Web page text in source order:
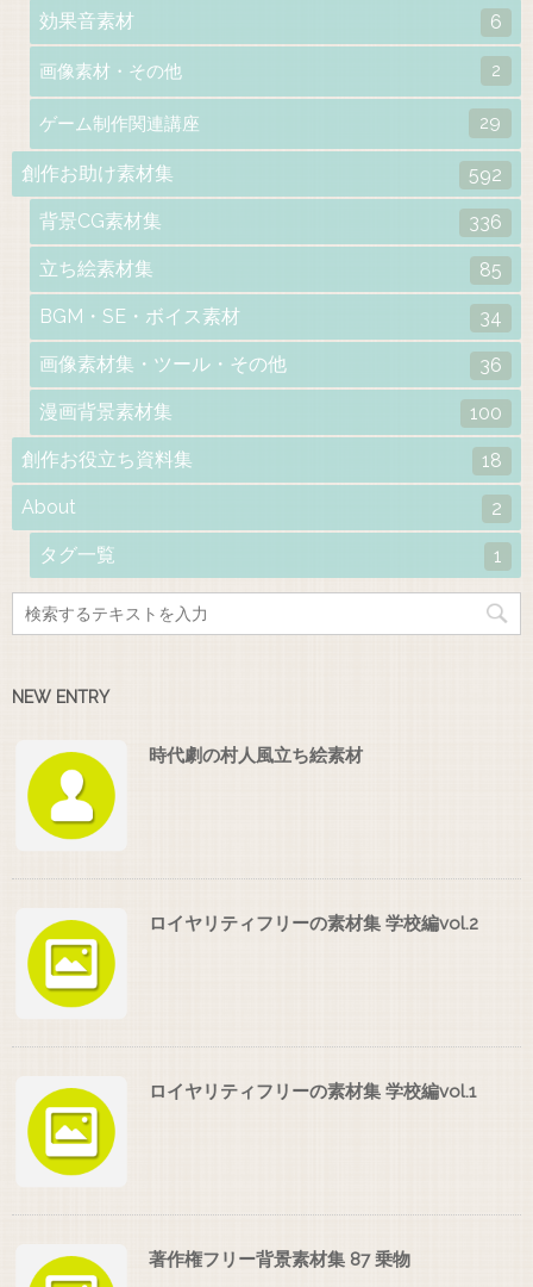
効果音素材 6
画像素材・その他 2
ゲーム制作関連講座 29
創作お助け素材集 592
背景CG素材集 336
立ち絵素材集 85
BGM・SE・ボイス素材 34
画像素材集・ツール・その他 36
漫画背景素材集 100
創作お役立ち資料集 18
About 2
タグ一覧 1
NEW ENTRY
時代劇の村人風立ち絵素材
ロイヤリティフリーの素材集 学校編vol.2
ロイヤリティフリーの素材集 学校編vol.1
著作権フリー背景素材集 87 乗物